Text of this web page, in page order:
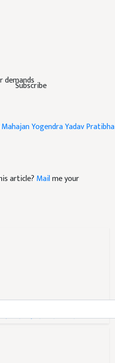
Subscribe
Yogendra YadavPratibha
article? Mailme your
सब्सिडी